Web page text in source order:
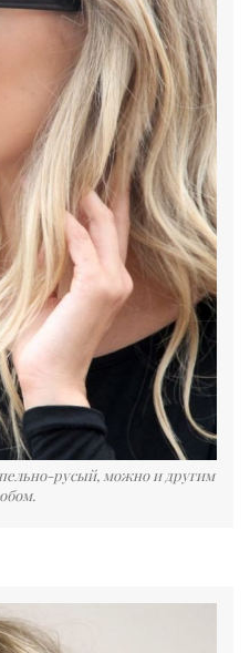
русый, можно и другим